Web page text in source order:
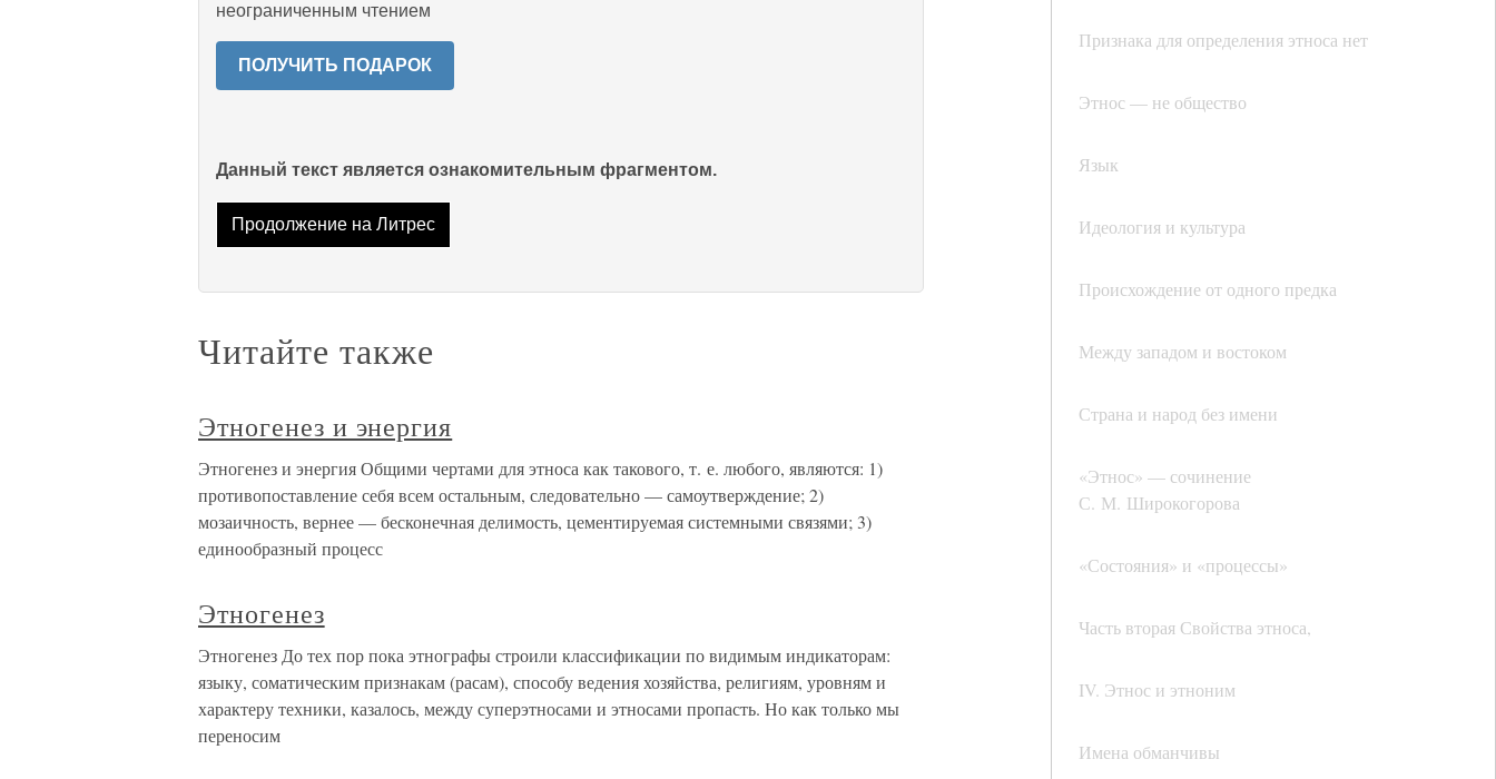
Признака для определения этноса нет
Этнос — не общество
Язык
Идеология и культура
Происхождение от одного предка
Между западом и востоком
Страна и народ без имени
«Этнос» — сочинение
С. М. Широкогорова
«Состояния» и «процессы»
Часть вторая Свойства этноса,
IV. Этнос и этноним
Имена обманчивы
неограниченным чтением
ПОЛУЧИТЬ ПОДАРОК
Данный текст является ознакомительным фрагментом.
Продолжение на Литрес
Читайте также
Этногенез и энергия
Этногенез и энергия Общими чертами для этноса как такового, т. е. любого, являются: 1)
противопоставление себя всем остальным, следовательно — самоутверждение; 2)
мозаичность, вернее — бесконечная делимость, цементируемая системными связями; 3)
единообразный процесс
Этногенез
Этногенез До тех пор пока этнографы строили классификации по видимым индикаторам:
языку, соматическим признакам (расам), способу ведения хозяйства, религиям, уровням и
характеру техники, казалось, между суперэтносами и этносами пропасть. Но как только мы
переносим